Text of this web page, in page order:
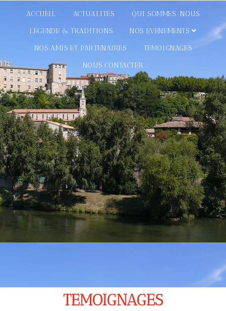
ACCUEIL ACTUALITÉS
QUI SOMMES-NOUS
LÉGENDE & TRADITIONS
NOS EVENEMENTS
NOS AMIS ET PARTENAIRES
TÉMOIGNAGES
NOUS CONTACTER
TEMOIGNAGES